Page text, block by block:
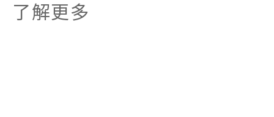
了解更多